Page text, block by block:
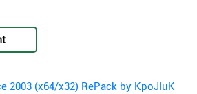
2003 (x64/x32) RePack by KpoJIuK